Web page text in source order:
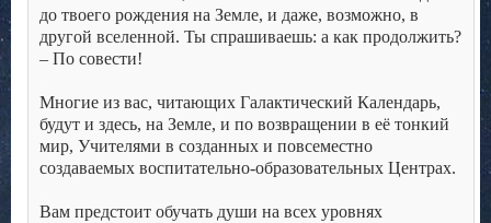
до твоего рождения на Земле, и даже, возможно, в
другой вселенной. Ты спрашиваешь: а как продолжить?
– По совести!
Многие из вас, читающих Галактический Календарь,
будут и здесь, на Земле, и по возвращении в её тонкий
мир, Учителями в созданных и повсеместно
создаваемых воспитательно-образовательных Центрах.
Вам предстоит обучать души на всех уровнях